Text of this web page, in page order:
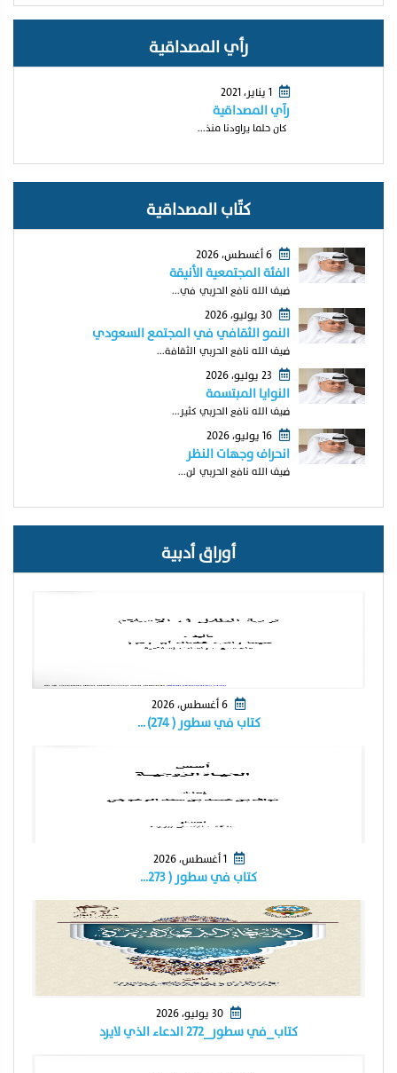
رأي المصداقية
1 يناير، 2021
رآي المصداقية
كان حلما يراودنا منذ...
كتّاب المصداقية
6 أغسطس، 2026
الفئة المجتمعية الأنيقة
ضيف الله نافع الحربي في...
30 يوليو، 2026
النمو الثقافي في المجتمع السعودي
ضيف الله نافع الحربي الثقافة...
النوايا المبتسمة
ضيف الله نافع الحربي كثير...
16 يوليو، 2026
انحراف وجهات النظر
ضيف الله نافع الحربي لن...
أوراق أدبية
كتاب في سطور ( ٢٧٤) …
1 أغسطس، 2026
كتاب في سطور ( ٢٧٣…
كتاب_في سطور_٢٧٢ الدعاء الذي لايرد